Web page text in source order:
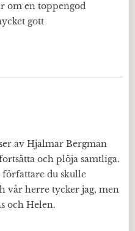
om en toppengod
gott
av Hjalmar Bergman
och plöja samtliga.
du skulle
vår herre tycker jag, men
och Helen.